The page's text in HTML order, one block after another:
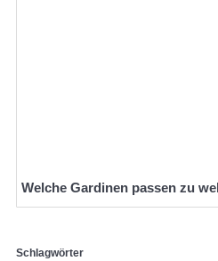
Welche Gardinen passen zu
Schlagwörter